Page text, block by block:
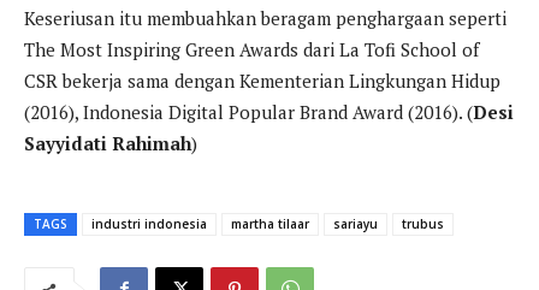
Keseriusan itu membuahkan beragam penghargaan seperti
The Most Inspiring Green Awards dari La Tofi School of
CSR bekerja sama dengan Kementerian Lingkungan Hidup
(2016), Indonesia Digital Popular Brand Award (2016). (Desi
Sayyidati Rahimah)
TAGS industri indonesia martha tilaar sariayu trubus